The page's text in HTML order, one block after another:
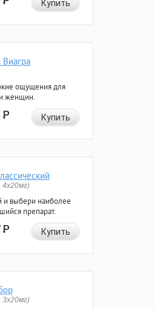
Купить
ощущения для
женщин.
Р Купить
4x20мг)
и выбери наиболее
препарат.
Р Купить
3x20мг)